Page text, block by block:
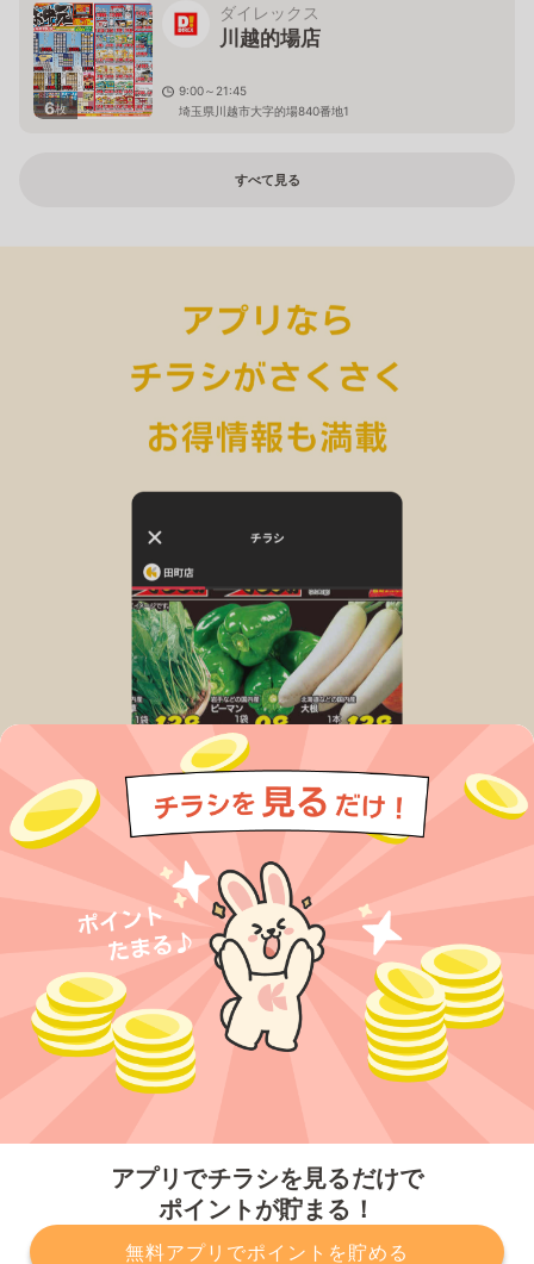
アプリでチラシを見るだけで
ポイントが貯まる！
無料アプリでポイントを貯める
とじる
6枚
ダイレックス
川越的場店
9:00～21:45
埼玉県川越市大字的場840番地1
すべて見る
今すぐアプリをダウンロードする
プライバシーポリシー 利用規約
運営会社
サービスに関してのお問い合わせ
チラシ掲載をお考えの方